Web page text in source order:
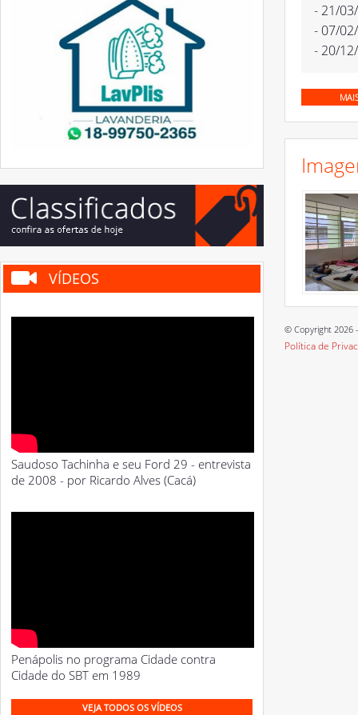
VÍDEOS
Saudoso Tachinha e seu Ford 29 - entrevista
de 2008 - por Ricardo Alves (Cacá)
Penápolis no programa Cidade contra
Cidade do SBT em 1989
VEJA TODOS OS VÍDEOS
- 21/
- 07/
- 20/
© Copyright 2026
Política de